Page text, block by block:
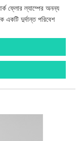
ফ্লোর ল্যাম্পের অনন্য
একটি দুর্দান্ত পরিবেশ